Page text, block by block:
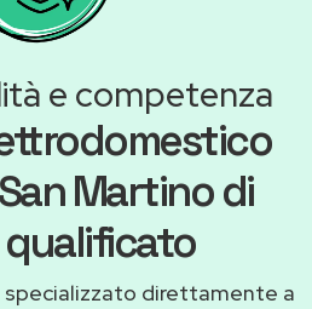
e competenza
Martino di
qualificato
specializzato direttamente a